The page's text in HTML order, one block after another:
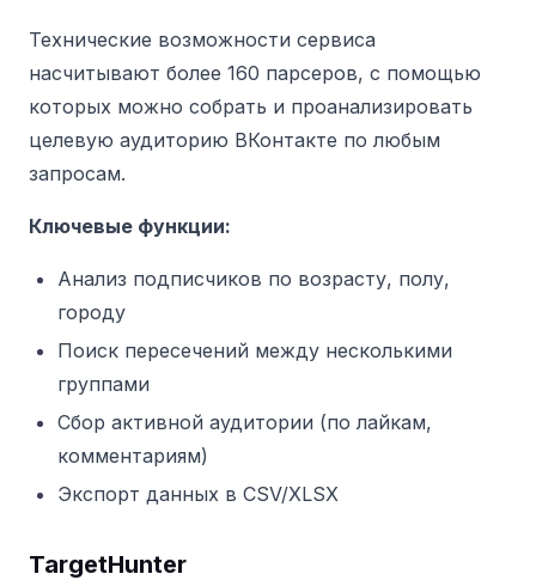
Технические возможности сервиса
насчитывают более 160 парсеров, с помощью
которых можно собрать и проанализировать
целевую аудиторию ВКонтакте по любым
запросам.
Ключевые функции:
Анализ подписчиков по возрасту, полу,
городу
Поиск пересечений между несколькими
группами
Сбор активной аудитории (по лайкам,
комментариям)
Экспорт данных в CSV/XLSX
TargetHunter